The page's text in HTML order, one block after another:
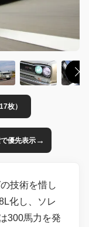
枚）
優先表示→
技術を惜し
化し、ソレ
300馬力を発